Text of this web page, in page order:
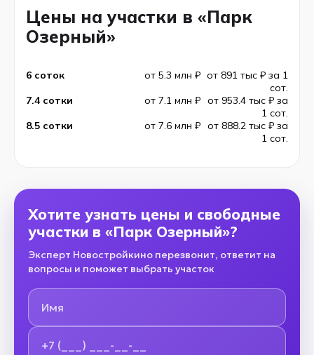
Цены на участки в «Парк
Озерный»
6 соток от 5.3 млн ₽ от 891 тыс ₽ за 1
сот.
7.4 сотки
от 7.1 млн ₽ от 953.4 тыс ₽ за
1 сот.
8.5 сотки
от 7.6 млн ₽ от 888.2 тыс ₽ за
1 сот.
Хотите узнать цены и свободные
участки в «Парк Озерный»?
Эксперт Новостройкино перезвонит, ответит на
вопросы и поможет выбрать участок
Имя
Номер телефона